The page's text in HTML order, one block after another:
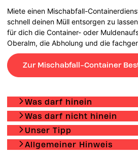
Miete einen Mischabfall-
schnell deinen Müll entsorgen zu
für dich die Container- oder
Oberalm, die Abholung und die
Zur Mischabfall-Container
Was darf hinein
Was darf nicht hinein
Unser Tipp
Allgemeiner Hinweis